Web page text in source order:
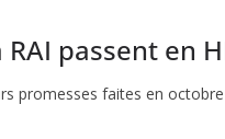
RAI passent en
promesses faites en